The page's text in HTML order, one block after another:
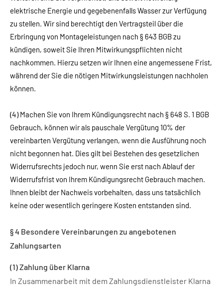
elektrische Energie und gegebenenfalls Wasser zur Verfügung
zu stellen. Wir sind berechtigt den Vertragsteil über die
Erbringung von Montageleistungen nach § 643 BGB zu
kündigen, soweit Sie Ihren Mitwirkungspflichten nicht
nachkommen. Hierzu setzen wir Ihnen eine angemessene Frist,
während der Sie die nötigen Mitwirkungsleistungen nachholen
können.
(4)Machen Sie von Ihrem Kündigungsrecht nach § 648 S. 1 BGB
Gebrauch, können wir als pauschale Vergütung 10% der
vereinbarten Vergütung verlangen, wenn die Ausführung noch
nicht begonnen hat. Dies gilt bei Bestehen des gesetzlichen
Widerrufsrechts jedoch nur, wenn Sie erst nach Ablauf der
Widerrufsfrist von Ihrem Kündigungsrecht Gebrauch machen.
Ihnen bleibt der Nachweis vorbehalten, dass uns tatsächlich
keine oder wesentlich geringere Kosten entstanden sind.
§ 4 Besondere Vereinbarungen zu angebotenen
Zahlungsarten
(1) Zahlung über Klarna
In Zusammenarbeit mit dem Zahlungsdienstleister Klarna